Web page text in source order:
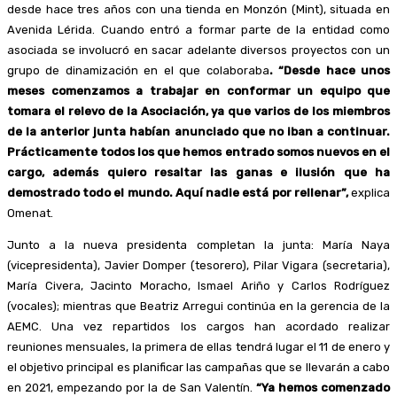
desde hace tres años con una tienda en Monzón (Mint), situada en
Avenida Lérida. Cuando entró a formar parte de la entidad como
asociada se involucró en sacar adelante diversos proyectos con un
grupo de dinamización en el que colaboraba. “Desde hace unos
meses comenzamos a trabajar en conformar un equipo que
tomara el relevo de la Asociación, ya que varios de los miembros
de la anterior junta habían anunciado que no iban a continuar.
Prácticamente todos los que hemos entrado somos nuevos en el
cargo, además quiero resaltar las ganas e ilusión que ha
demostrado todo el mundo. Aquí nadie está por rellenar”,explica
Omenat.
Junto a la nueva presidenta completan la junta: María Naya
(vicepresidenta), Javier Domper (tesorero), Pilar Vigara (secretaria),
María Civera, Jacinto Moracho, Ismael Ariño y Carlos Rodríguez
(vocales); mientras que Beatriz Arregui continúa en la gerencia de la
AEMC. Una vez repartidos los cargos han acordado realizar
reuniones mensuales, la primera de ellas tendrá lugar el 11 de enero y
el objetivo principal es planificar las campañas que se llevarán a cabo
en 2021, empezando por la de San Valentín. “Ya hemos comenzado